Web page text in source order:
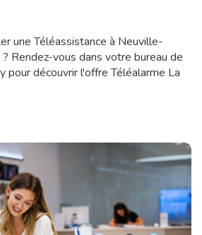
une Téléassistance à Neuville-
Rendez-vous dans votre bureau de
pour découvrir l'offre Téléalarme La